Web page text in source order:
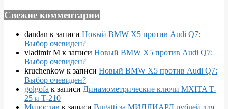
Свежие комментарии
dandan к записи Новый BMW X5 против Audi Q7:
Выбор очевиден?
vladimir M к записи Новый BMW X5 против Audi Q7:
Выбор очевиден?
kruchenkow к записи Новый BMW X5 против Audi Q7:
Выбор очевиден?
golgofa к записи Динамометрические ключи MXITA T-
25 и T-210